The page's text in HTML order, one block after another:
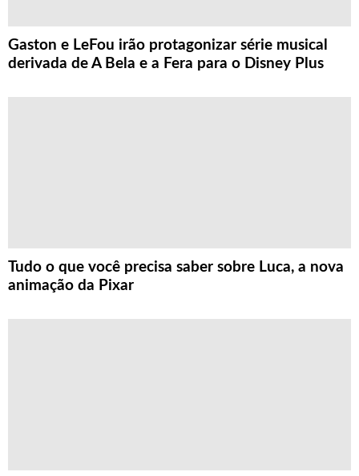
Gaston e LeFou irão protagonizar série musical
derivada de A Bela e a Fera para o Disney Plus
Tudo o que você precisa saber sobre Luca, a nova
animação da Pixar